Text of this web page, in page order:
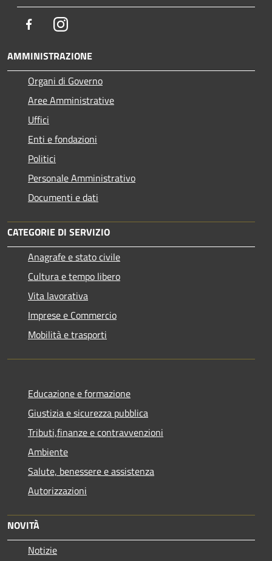
FacebookInstagram
AMMINISTRAZIONE
Organi di Governo
Aree Amministrative
Uffici
Enti e fondazioni
Politici
Personale Amministrativo
Documenti e dati
CATEGORIE DI SERVIZIO
Anagrafe e stato civile
Cultura e tempo libero
Vita lavorativa
Imprese e Commercio
Mobilità e trasporti
Educazione e formazione
Giustizia e sicurezza pubblica
Tributi,finanze e contravvenzioni
Ambiente
Salute, benessere e assistenza
Autorizzazioni
NOVITÀ
Notizie